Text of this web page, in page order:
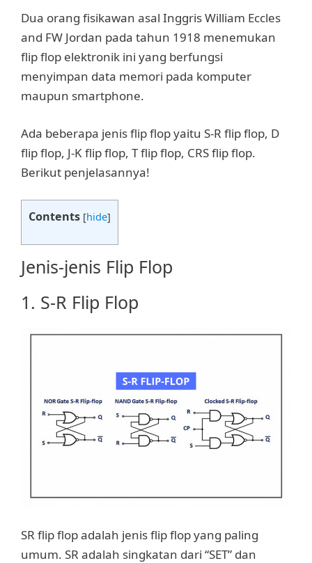
Dua orang fisikawan asal Inggris William Eccles
and FW Jordan pada tahun 1918 menemukan
flip flop elektronik ini yang berfungsi
menyimpan data memori pada komputer
maupun smartphone.
Ada beberapa jenis flip flop yaitu S-R flip flop, D
flip flop, J-K flip flop, T flip flop, CRS flip flop.
Berikut penjelasannya!
Contents [hide]
Jenis-jenis Flip Flop
1. S-R Flip Flop
SR flip flop adalah jenis flip flop yang paling
umum. SR adalah singkatan dari “SET” dan